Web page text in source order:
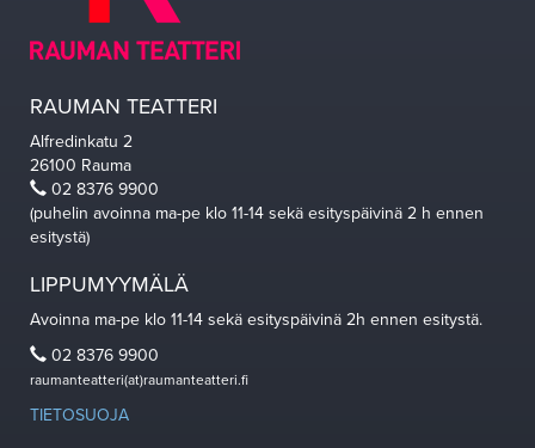
RAUMAN TEATTERI
Alfredinkatu 2
26100 Rauma
02 8376 9900
(puhelin avoinna ma-pe klo 11-14 sekä esityspäivinä 2 h ennen
esitystä)
LIPPUMYYMÄLÄ
Avoinna ma-pe klo 11-14 sekä esityspäivinä 2h ennen esitystä.
02 8376 9900
raumanteatteri(at)raumanteatteri.fi
TIETOSUOJA